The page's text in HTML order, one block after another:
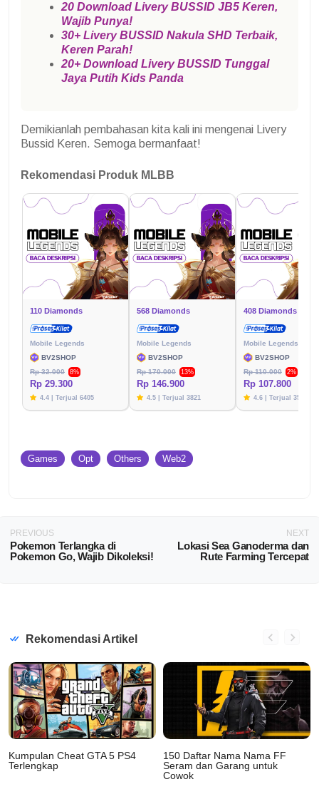
20 Download Livery BUSSID JB5 Keren,
Wajib Punya!
30+ Livery BUSSID Nakula SHD Terbaik,
Keren Parah!
20+ Download Livery BUSSID Tunggal
Jaya Putih Kids Panda
Demikianlah pembahasan kita kali ini mengenai Livery
Bussid Keren. Semoga bermanfaat!
Rekomendasi Produk MLBB
110 Diamonds
Mobile Legends
BV2SHOP
Rp 32.000
8%
Rp 29.300
4.4 | Terjual 6405
568 Diamonds
Mobile Legends
BV2SHOP
Rp 170.000
13%
Rp 146.900
4.5 | Terjual 3821
408 Diamonds
Mobile Legends
BV2SHOP
Rp 110.000
2%
Rp 107.800
4.6 | Terjual 3576
Games Opt Others Web2
PREVIOUS
Pokemon Terlangka di
Pokemon Go, Wajib Dikoleksi!
NEXT
Lokasi Sea Ganoderma dan
Rute Farming Tercepat
Rekomendasi Artikel
Kumpulan Cheat GTA 5 PS4
Terlengkap
150 Daftar Nama Nama FF
Seram dan Garang untuk
Cowok